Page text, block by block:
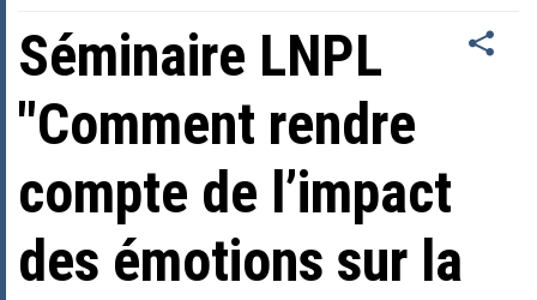
Séminaire LNPL
"Comment rendre
compte de l’impact
des émotions sur la